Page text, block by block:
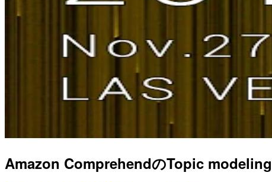
Amazon ComprehendのTopic